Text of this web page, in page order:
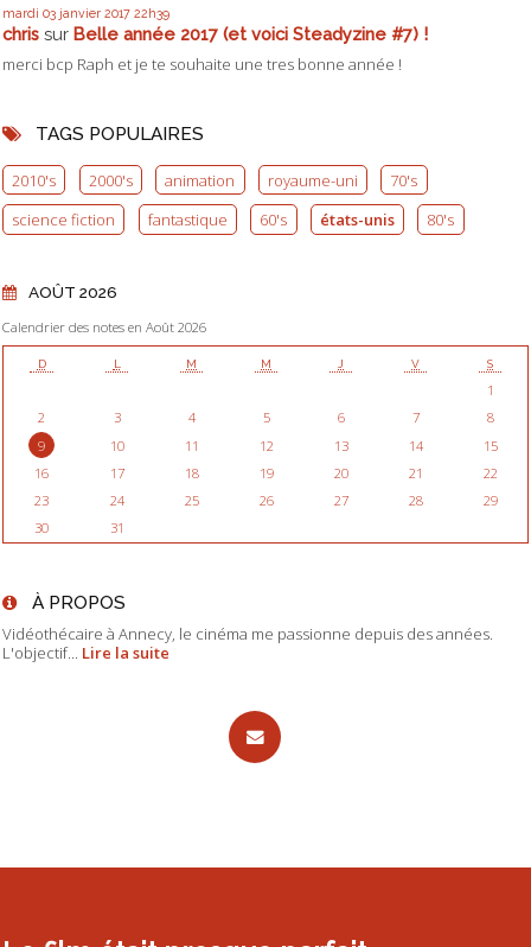
mardi 03 janvier 2017 22h39
chris sur Belle année 2017 (et voici Steadyzine #7) !
merci bcp Raph et je te souhaite une tres bonne année !
TAGS POPULAIRES
2010's 2000's animation royaume-uni
70's
science fiction
fantastique 60's états-unis 80's
AOÛT 2026
Calendrier des notes en Août 2026
D L M M J V S
1
2
3 4 5 6 7
8
9
10 11 12 13 14
15
16
17 18 19 20 21
22
23
24 25 26 27 28
29
30
31
À PROPOS
Vidéothécaire à Annecy, le cinéma me passionne depuis des années.
L'objectif... Lire la suite